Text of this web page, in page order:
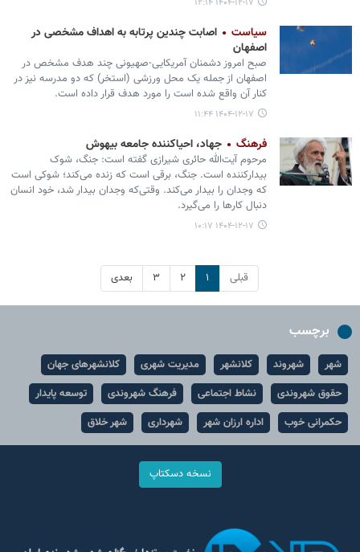
۱۴۰۴-۱۲-۱۷ ۱۲:۱۴
سیاست
اصابت چندین پرتابه به اهداف مشخصی در
اصفهان
صبح امروز دشمنان آمریکایی-صهیونی چند هدف مشخص در
اصفهان از جمله یک محل ورزشی (استخر) که دو مدرسه نیز در
کنار آن واقع شده است را مورد هدف قرار داده است.
۱۴۰۴-۱۲-۱۷ ۱۱:۴۴
فرهنگ جهاد، احیاکننده جامعه بیهوش
مرحوم آیت‌الله حائری شیرازی گفته است: جنگ، شوک
بیدارکننده است. جنگ، برقی است که زنده می‌کند؛ شوکی است
که وجدان را بیدار می‌کند. وقتی‌که وجدان بیدار شد، خود انسان
دنبال کارها را می‌گیرد.
۱۴۰۴-۱۲-۱۷ ۱۰:۱۷
قبلی ۱ ۲ ۳ بعدی
برچسب
شهر شهروند کلانشهر مدیریت شهری
کلانشهرهای جهان
حقوق شهروندی
نشاط اجتماعی فرهنگ شهروندی
توسعه پایدار
حکمرانی خوب
اداره ارزان شهر شهرداری شهر خلاق
نسخه دسکتاپ